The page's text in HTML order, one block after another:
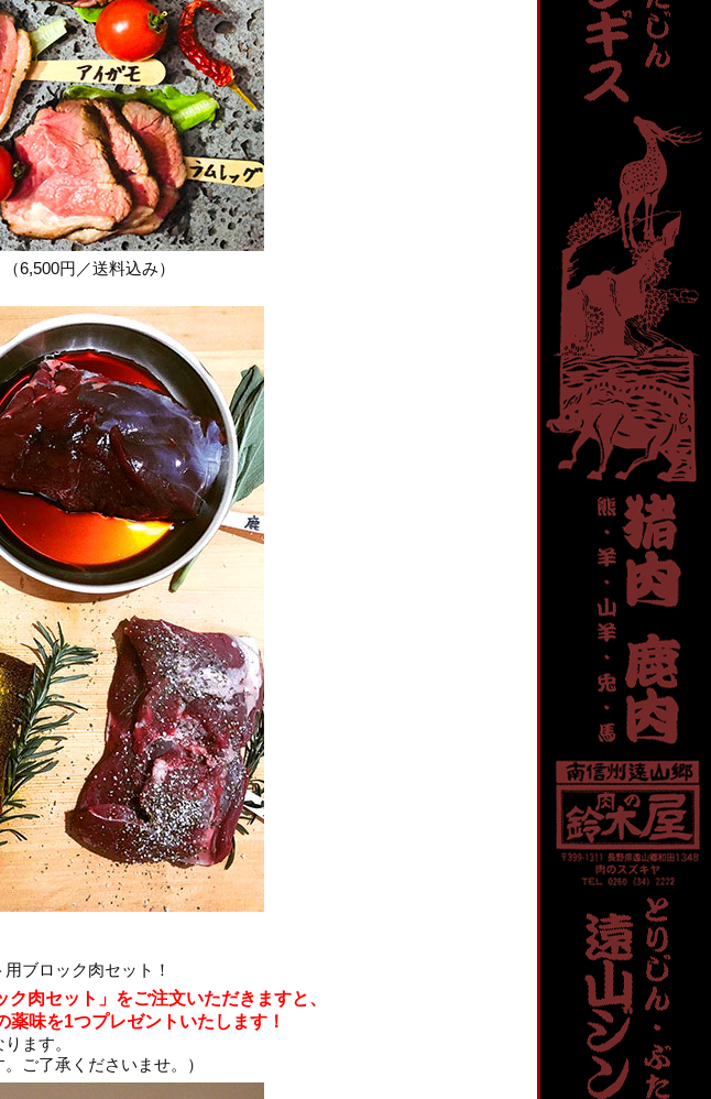
（6,500円／送料込み）
ブロック肉セット！
肉セット」をご注文いただきますと、
味を1つプレゼントいたします！
ます。
ご了承くださいませ。）